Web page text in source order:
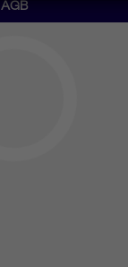
AGB